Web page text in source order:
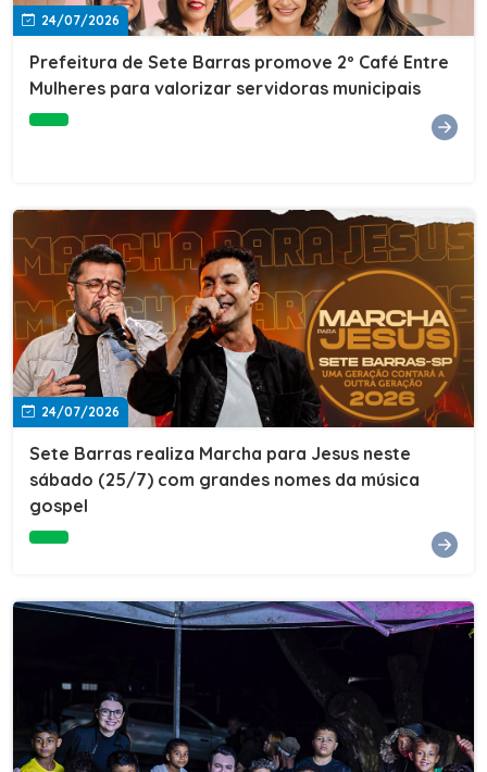
24/07/2026
Prefeitura de Sete Barras promove 2º Café Entre
Mulheres para valorizar servidoras municipais
24/07/2026
Sete Barras realiza Marcha para Jesus neste
sábado (25/7) com grandes nomes da música
gospel